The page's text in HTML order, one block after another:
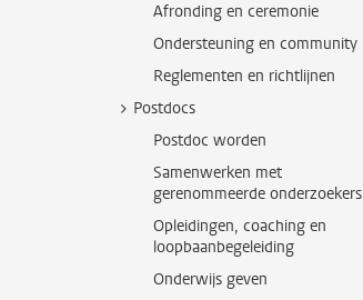
Afronding en ceremonie
Ondersteuning en community
Reglementen en richtlijnen
Postdocs
Postdoc worden
Samenwerken met
gerenommeerde onderzoekers
Opleidingen, coaching en
loopbaanbegeleiding
Onderwijs geven